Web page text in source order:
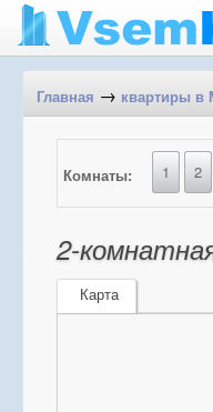
Главная → квартиры в
Комнаты: 1 2
2-
Карта